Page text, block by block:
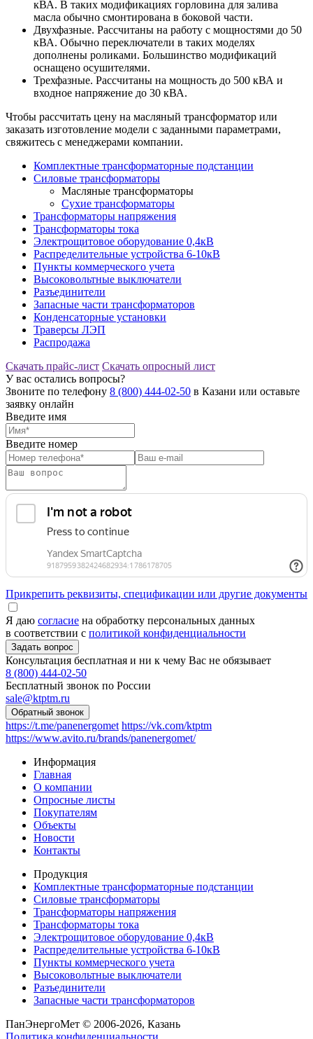
кВА. В таких модификациях горловина для залива
масла обычно смонтирована в боковой части.
Двухфазные. Рассчитаны на работу с мощностями до 50
кВА. Обычно переключатели в таких моделях
дополнены роликами. Большинство модификаций
оснащено осушителями.
Трехфазные. Рассчитаны на мощность до 500 кВА и
входное напряжение до 30 кВА.
Чтобы рассчитать цену на масляный трансформатор или
заказать изготовление модели с заданными параметрами,
свяжитесь с менеджерами компании.
Комплектные трансформаторные подстанции
Силовые трансформаторы
Масляные трансформаторы
Сухие трансформаторы
Трансформаторы напряжения
Трансформаторы тока
Электрощитовое оборудование 0,4кВ
Распределительные устройства 6-10кВ
Пункты коммерческого учета
Высоковольтные выключатели
Разъединители
Запасные части трансформаторов
Конденсаторные установки
Траверсы ЛЭП
Распродажа
Скачать прайс-лист Скачать опросный лист
У вас остались вопросы?
Звоните по телефону 8 (800) 444-02-50 в Казани или оставьте
заявку онлайн
Введите имя
Введите номер
Прикрепить реквизиты, спецификации или другие документы
Я даю согласие на обработку персональных данных
в соответствии с политикой конфиденциальности
Консультация бесплатная и ни к чему Вас не обязывает
8 (800) 444-02-50
Бесплатный звонок по России
sale@ktptm.ru
https://t.me/panenergomet https://vk.com/ktptm
https://www.avito.ru/brands/panenergomet/
Информация
Главная
О компании
Опросные листы
Покупателям
Объекты
Новости
Контакты
Продукция
Комплектные трансформаторные подстанции
Силовые трансформаторы
Трансформаторы напряжения
Трансформаторы тока
Электрощитовое оборудование 0,4кВ
Распределительные устройства 6-10кВ
Пункты коммерческого учета
Высоковольтные выключатели
Разъединители
Запасные части трансформаторов
ПанЭнергоМет © 2006-2026, Казань
Политика конфиденциальности